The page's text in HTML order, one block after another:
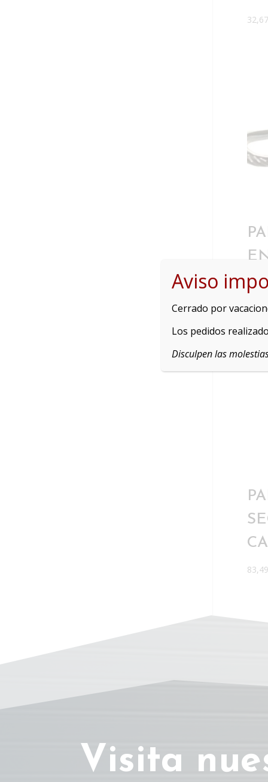
32,67
83,49
Visita
Aviso
Cerrado por
Los pedidos
Disculpen las